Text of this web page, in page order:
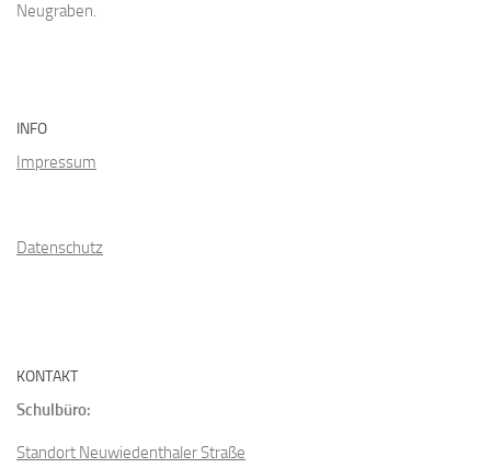
Neugraben.
INFO
Impressum
Datenschutz
KONTAKT
Schulbüro:
Standort Neuwiedenthaler Straße